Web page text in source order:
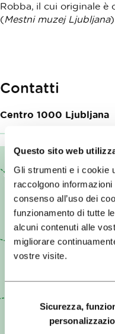
Questo sito web
Gli strumenti e i cookie
raccolgono
consenso all’uso dei
funzionamento di tutte
alcuni contenuti alle
migliorare
vostre visite.
Sicurezza,
Robba, il cui originale è
(Mestni muzej Ljubljana).
Contatti
Centro 1000 Ljubljana